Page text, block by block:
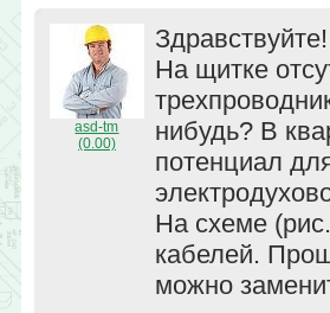
asd-tm
(0.00)
На щитке
нибудь? В
потенциал
На схеме
кабелей.
можно